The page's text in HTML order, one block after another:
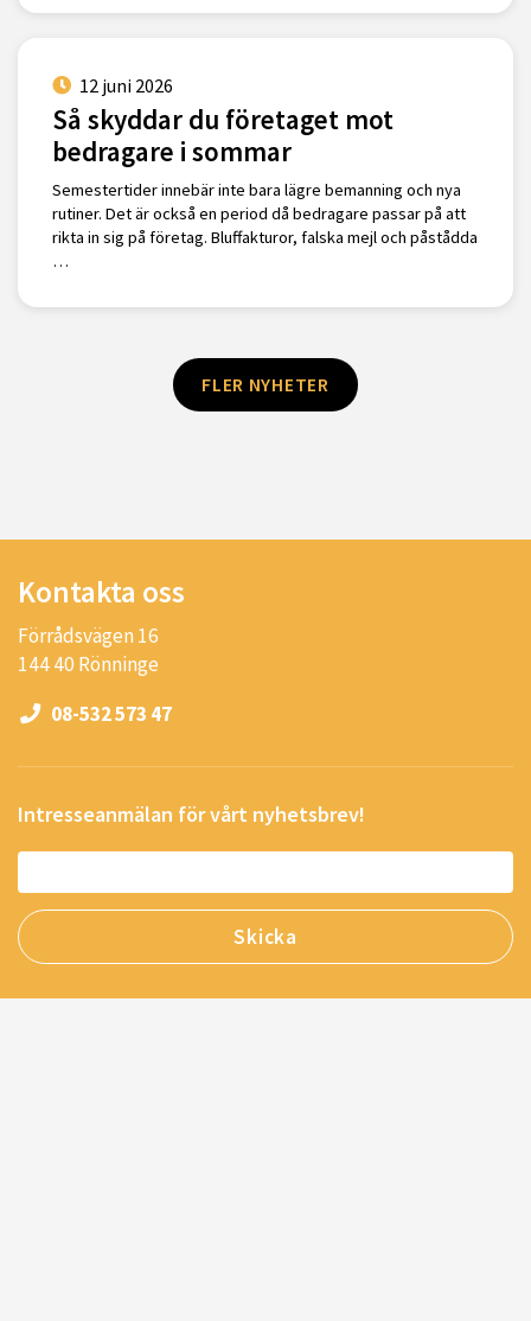
12 juni 2026
Så skyddar du företaget mot
bedragare i sommar
Semestertider innebär inte bara lägre bemanning och nya
rutiner. Det är också en period då bedragare passar på att
rikta in sig på företag. Bluffakturor, falska mejl och påstådda
…
FLER NYHETER
Kontakta oss
Förrådsvägen 16
144 40 Rönninge
08-532 573 47
Intresseanmälan för vårt nyhetsbrev!